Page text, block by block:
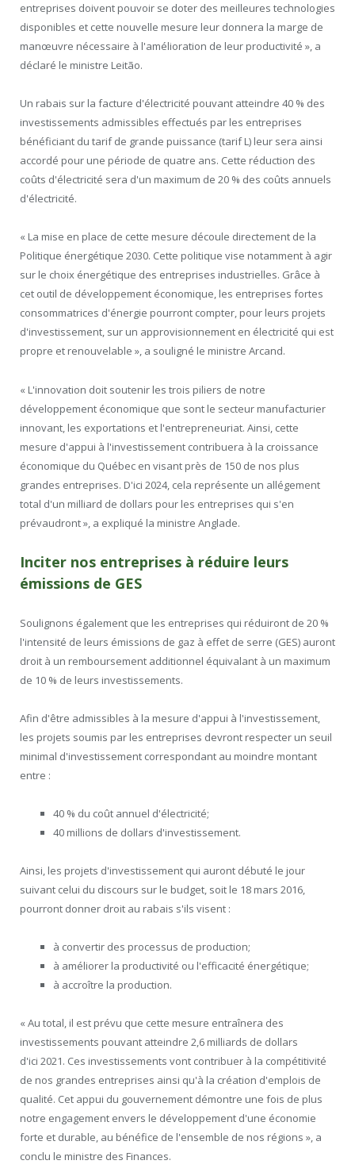
entreprises doivent pouvoir se doter des meilleures technologies
disponibles et cette nouvelle mesure leur donnera la marge de
manœuvre nécessaire à l'amélioration de leur productivité », a
déclaré le ministre Leitão.
Un rabais sur la facture d'électricité pouvant atteindre 40 % des
investissements admissibles effectués par les entreprises
bénéficiant du tarif de grande puissance (tarif L) leur sera ainsi
accordé pour une période de quatre ans. Cette réduction des
coûts d'électricité sera d'un maximum de 20 % des coûts annuels
d'électricité.
« La mise en place de cette mesure découle directement de la
Politique énergétique 2030. Cette politique vise notamment à agir
sur le choix énergétique des entreprises industrielles. Grâce à
cet outil de développement économique, les entreprises fortes
consommatrices d'énergie pourront compter, pour leurs projets
d'investissement, sur un approvisionnement en électricité qui est
propre et renouvelable », a souligné le ministre Arcand.
« L'innovation doit soutenir les trois piliers de notre
développement économique que sont le secteur manufacturier
innovant, les exportations et l'entrepreneuriat. Ainsi, cette
mesure d'appui à l'investissement contribuera à la croissance
économique du Québec en visant près de 150 de nos plus
grandes entreprises. D'ici 2024, cela représente un allégement
total d'un milliard de dollars pour les entreprises qui s'en
prévaudront », a expliqué la ministre Anglade.
Inciter nos entreprises à réduire leurs
émissions de GES
Soulignons également que les entreprises qui réduiront de 20 %
l'intensité de leurs émissions de gaz à effet de serre (GES) auront
droit à un remboursement additionnel équivalant à un maximum
de 10 % de leurs investissements.
Afin d'être admissibles à la mesure d'appui à l'investissement,
les projets soumis par les entreprises devront respecter un seuil
minimal d'investissement correspondant au moindre montant
entre :
40 % du coût annuel d'électricité;
40 millions de dollars d'investissement.
Ainsi, les projets d'investissement qui auront débuté le jour
suivant celui du discours sur le budget, soit le 18 mars 2016,
pourront donner droit au rabais s'ils visent :
à convertir des processus de production;
à améliorer la productivité ou l'efficacité énergétique;
à accroître la production.
« Au total, il est prévu que cette mesure entraînera des
investissements pouvant atteindre 2,6 milliards de dollars
d'ici 2021. Ces investissements vont contribuer à la compétitivité
de nos grandes entreprises ainsi qu'à la création d'emplois de
qualité. Cet appui du gouvernement démontre une fois de plus
notre engagement envers le développement d'une économie
forte et durable, au bénéfice de l'ensemble de nos régions », a
conclu le ministre des Finances.